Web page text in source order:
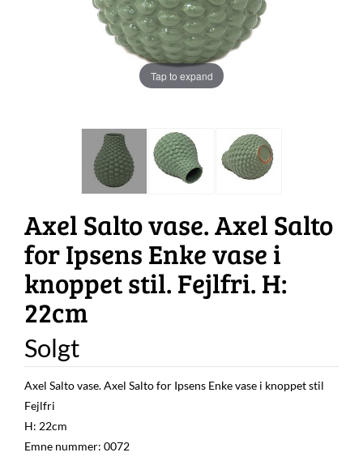
Tap to expand
Axel Salto vase. Axel Salto
for Ipsens Enke vase i
knoppet stil. Fejlfri. H:
22cm
Solgt
Axel Salto vase. Axel Salto for Ipsens Enke vase i knoppet stil
Fejlfri
H: 22cm
Emne nummer: 0072